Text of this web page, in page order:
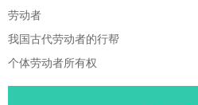
劳动者
我国古代劳动者的行帮
个体劳动者所有权